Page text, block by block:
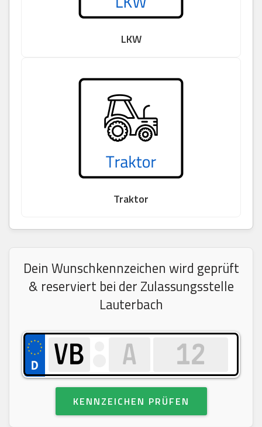
LKW
Traktor
Dein Wunschkennzeichen wird geprüft
& reserviert bei der Zulassungsstelle
Lauterbach
KENNZEICHEN PRÜFEN